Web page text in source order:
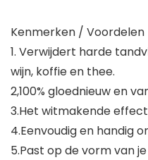
Kenmerken / Voordelen
1. Verwijdert harde
wijn, koffie en thee.
2,100% gloednieuw en
3.Het witmakende
4.Eenvoudig en handig
5.Past op de vorm van